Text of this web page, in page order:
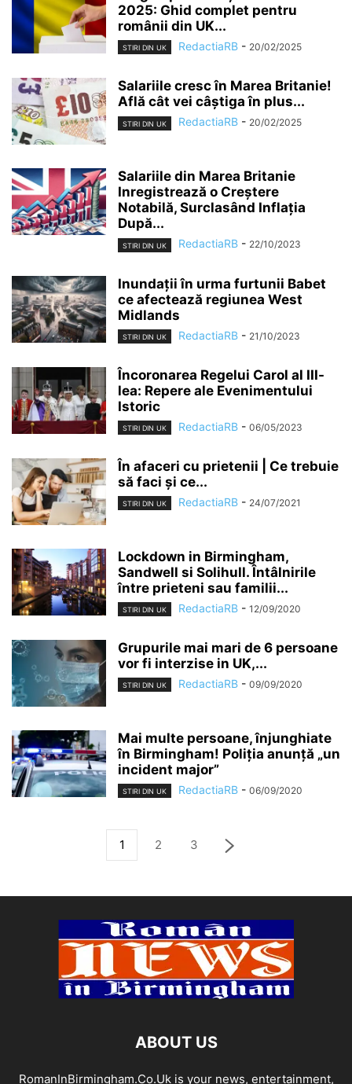
2025: Ghid complet pentru
românii din UK...
STIRI DIN UK RedactiaRB - 20/02/2025
Salariile cresc în Marea Britanie!
Află cât vei câștiga în plus...
STIRI DIN UK RedactiaRB - 20/02/2025
Salariile din Marea Britanie
Inregistrează o Creștere
Notabilă, Surclasând Inflația
După...
STIRI DIN UK RedactiaRB - 22/10/2023
Inundații în urma furtunii Babet
ce afectează regiunea West
Midlands
STIRI DIN UK RedactiaRB - 21/10/2023
Încoronarea Regelui Carol al III-
lea: Repere ale Evenimentului
Istoric
STIRI DIN UK RedactiaRB - 06/05/2023
În afaceri cu prietenii | Ce trebuie
să faci și ce...
STIRI DIN UK RedactiaRB - 24/07/2021
Lockdown in Birmingham,
Sandwell si Solihull. Întâlnirile
între prieteni sau familii...
STIRI DIN UK RedactiaRB - 12/09/2020
Grupurile mai mari de 6 persoane
vor fi interzise in UK,...
STIRI DIN UK RedactiaRB - 09/09/2020
Mai multe persoane, înjunghiate
în Birmingham! Poliția anunță „un
incident major”
STIRI DIN UK RedactiaRB - 06/09/2020
1 2 3
ABOUT US
RomanInBirmingham.Co.Uk is your news, entertainment,